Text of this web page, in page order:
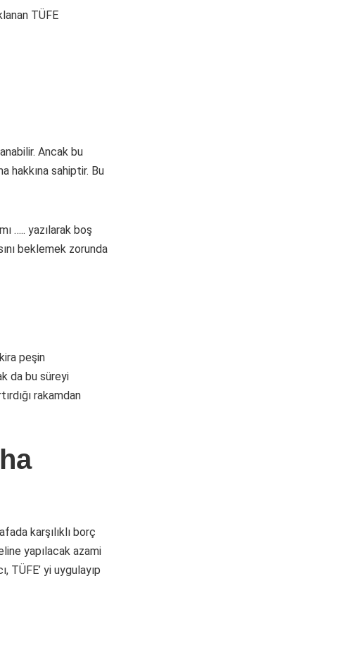
TÜFE
Ancak bu
hakkına sahiptir. Bu
….. yazılarak boş
beklemek zorunda
peşin
da bu süreyi
rakamdan
karşılıklı borç
yapılacak azami
TÜFE’ yi uygulayıp